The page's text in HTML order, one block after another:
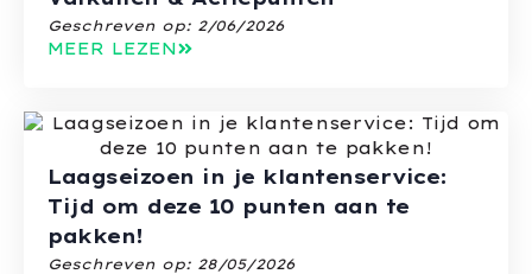
Geschreven op: 2/06/2026
MEER LEZEN
Laagseizoen in je klantenservice:
Tijd om deze 10 punten aan te
pakken!
Geschreven op: 28/05/2026